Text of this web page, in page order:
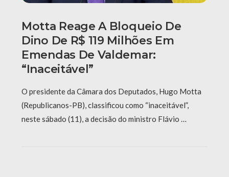
Motta Reage A Bloqueio De
Dino De R$ 119 Milhões Em
Emendas De Valdemar:
“Inaceitável”
O presidente da Câmara dos Deputados, Hugo Motta
(Republicanos-PB), classificou como “inaceitável”,
neste sábado (11), a decisão do ministro Flávio …